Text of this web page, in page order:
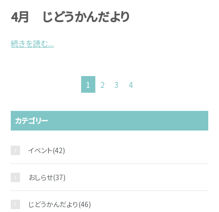
4月 じどうかんだより
続きを読む...
1 2 3 4
カテゴリー
イベント(42)
おしらせ(37)
じどうかんだより(46)